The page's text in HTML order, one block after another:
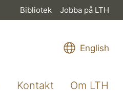
Bibliotek Jobba på LTH
English
Kontakt Om LTH